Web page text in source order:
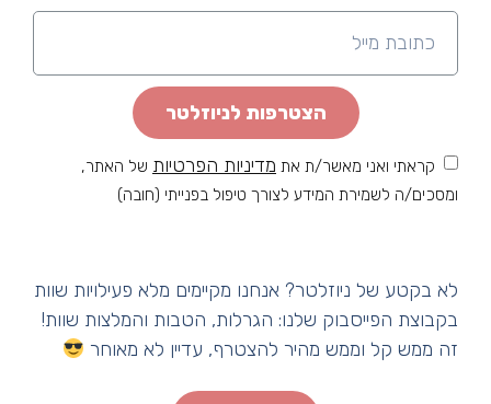
הצטרפות לניוזלטר
קראתי ואני מאשר/ת את מדיניות הפרטיות של האתר,
ומסכים/ה לשמירת המידע לצורך טיפול בפנייתי (חובה)
לא בקטע של ניוזלטר? אנחנו מקיימים מלא פעילויות שוות
בקבוצת הפייסבוק שלנו: הגרלות, הטבות והמלצות שוות!
זה ממש קל וממש מהיר להצטרף, עדיין לא מאוחר